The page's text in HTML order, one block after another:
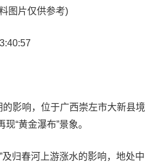
图片仅供参考)
影响，位于广西崇左市大新县境
“黄金瀑布”景象。
及归春河上游涨水的影响，地处中